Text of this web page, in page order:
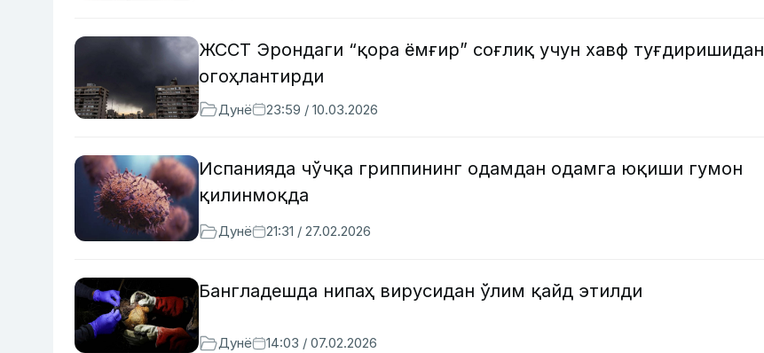
ЖССТ Эрондаги “қора ёмғир” соғлиқ учун хавф туғдиришидан
огоҳлантирди
Дунё 23:59 / 10.03.2026
Испанияда чўчқа гриппининг одамдан одамга юқиши гумон
қилинмоқда
Дунё 21:31 / 27.02.2026
Бангладешда нипаҳ вирусидан ўлим қайд этилди
Дунё 14:03 / 07.02.2026